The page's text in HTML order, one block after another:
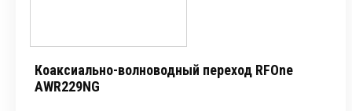
Коаксиально-волноводный переход RFOne
AWR229NG